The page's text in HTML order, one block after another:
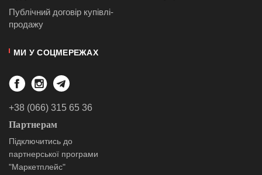
Публiчний договiр купівлі-
продажу
МИ У СОЦМЕРЕЖАХ
+38 (066) 315 65 36
Партнерам
Підключитись до
партнерської програми
"Маркетплейс"